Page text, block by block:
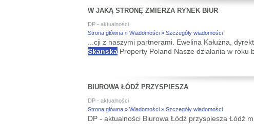
W JAKĄ STRONĘ ZMIERZA RYNEK BIUR
DP - aktualności
Strona główna » Wiadomości » Szczegóły wiadomości
...cji z naszymi partnerami. Ewelina Kałużna,
Skanska Property Poland Nasze działania w roku
BIUROWA ŁÓDŹ PRZYSPIESZA
DP - aktualności
Strona główna » Wiadomości » Szczegóły wiadomości
DP - aktualności Biurowa Łódź przyspiesza Łódź